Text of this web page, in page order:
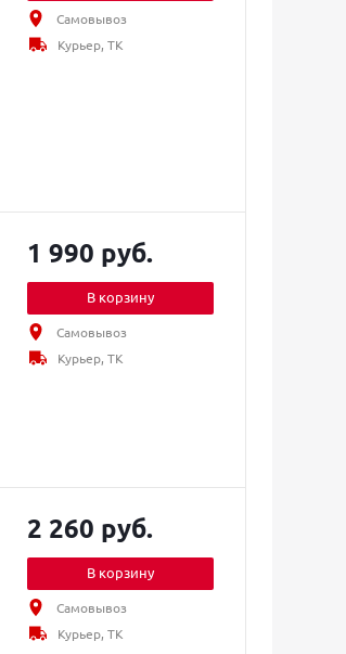
Самовывоз
Курьер, ТК
1 990 руб.
В корзину
Самовывоз
Курьер, ТК
2 260 руб.
В корзину
Самовывоз
Курьер, ТК